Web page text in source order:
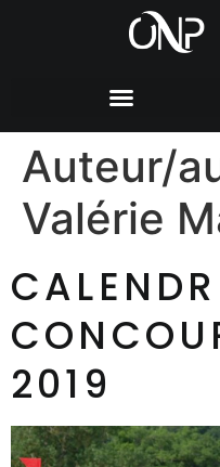
Auteur/
Valérie
2019